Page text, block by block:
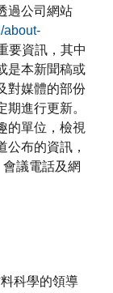
過公司網站
about-
要資訊，其中
是本新聞稿或
對媒體的部份
進行更新。
的單位，檢視
公布的資訊，
議電話及網
科學的領導